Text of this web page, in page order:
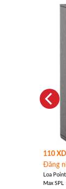
110
Đăng
Loa
Max